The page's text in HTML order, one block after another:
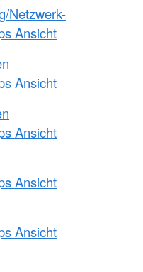
Netzwerk-
Ansicht
Ansicht
Ansicht
Ansicht
Ansicht